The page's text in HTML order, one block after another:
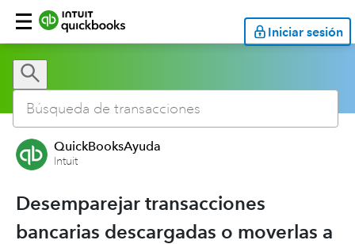
Iniciar sesión
QuickBooksAyuda
Intuit
Desemparejar transacciones
bancarias descargadas o moverlas a